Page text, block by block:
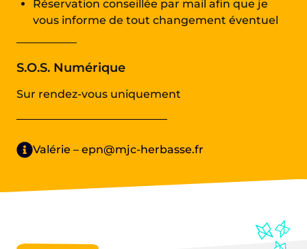
Réservation conseillée par mail afin que je
vous informe de tout changement éventuel
—————–
S.O.S. Numérique
Sur rendez-vous uniquement
Valérie – epn@mjc-herbasse.fr